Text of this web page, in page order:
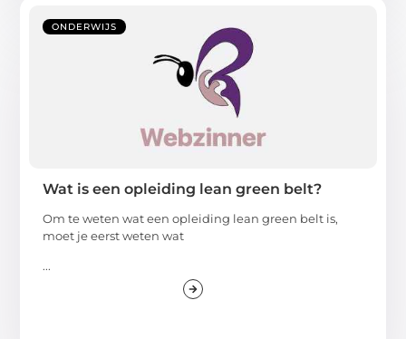
ONDERWIJS
Wat is een opleiding lean green belt?
Om te weten wat een opleiding lean green belt is,
moet je eerst weten wat
...